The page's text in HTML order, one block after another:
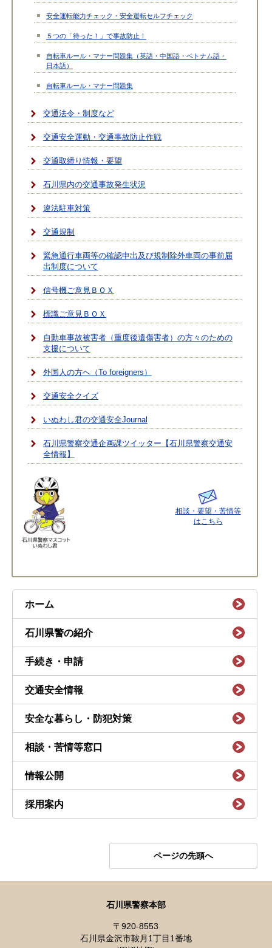
安全運転能力チェック・安全運転セルフチェック
５つの「待った！」で事故防止！
自転車ルール・マナー問題集（英語・中国語・ベトナム語・
日本語）
自転車ルール・マナー問題集
交通法令・制度など
交通安全運動・交通事故防止作戦
交通取締り情報・要望
石川県内の交通事故発生状況
違法駐車対策
交通規制
緊急通行車両等の確認申出及び規制除外車両の事前届
出制度について
信号機ご意見ＢＯＸ
標識ご意見ＢＯＸ
自動車事故被害者（重度後遺傷害者）の方々のための
支援について
外国人の方へ（To foreigners）
交通安全クイズ
いぬわし君の交通安全Journal
石川県警察交通企画課ツイッター【石川県警察交通安
全情報】
相談・要望・苦情等
はこちら
ホーム
石川県警の紹介
手続き・申請
交通安全情報
安全な暮らし・防犯対策
相談・苦情等窓口
情報公開
採用案内
ページの先頭へ
石川県警察本部
〒920-8553
石川県金沢市鞍月1丁目1番地